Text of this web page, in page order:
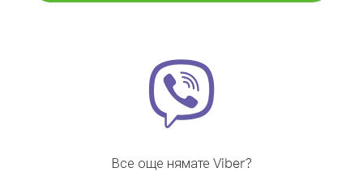
Все още нямате Viber?